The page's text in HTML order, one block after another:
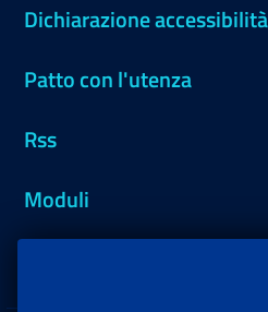
Dichiarazione accessibilità
Patto con l'utenza
Rss
Moduli